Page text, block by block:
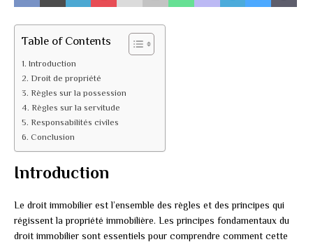
Table of Contents
Introduction
Droit de propriété
Règles sur la possession
Règles sur la servitude
Responsabilités civiles
Conclusion
Introduction
Le droit immobilier est l’ensemble des règles et des principes qui
régissent la propriété immobilière. Les principes fondamentaux du
droit immobilier sont essentiels pour comprendre comment cette